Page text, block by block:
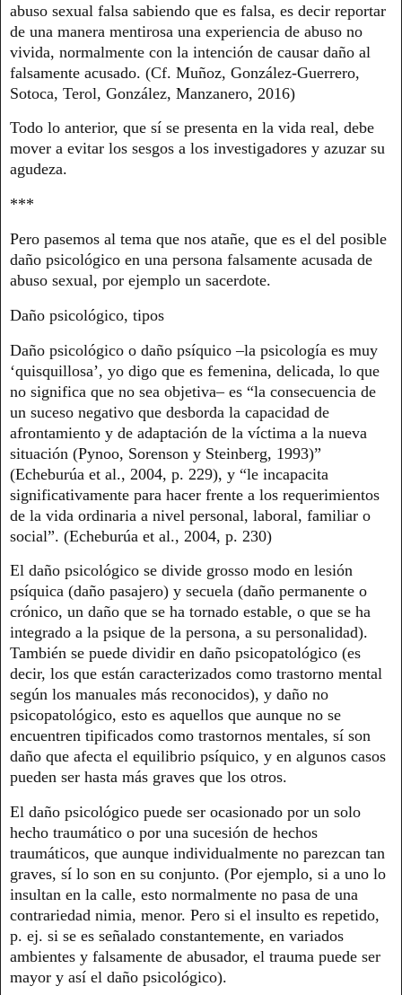
abuso sexual falsa sabiendo que es falsa, es decir reportar
de una manera mentirosa una experiencia de abuso no
vivida, normalmente con la intención de causar daño al
falsamente acusado. (Cf. Muñoz, González-Guerrero,
Sotoca, Terol, González, Manzanero, 2016)
Todo lo anterior, que sí se presenta en la vida real, debe
mover a evitar los sesgos a los investigadores y azuzar su
agudeza.
***
Pero pasemos al tema que nos atañe, que es el del posible
daño psicológico en una persona falsamente acusada de
abuso sexual, por ejemplo un sacerdote.
Daño psicológico, tipos
Daño psicológico o daño psíquico –la psicología es muy
‘quisquillosa’, yo digo que es femenina, delicada, lo que
no significa que no sea objetiva– es “la consecuencia de
un suceso negativo que desborda la capacidad de
afrontamiento y de adaptación de la víctima a la nueva
situación (Pynoo, Sorenson y Steinberg, 1993)”
(Echeburúa et al., 2004, p. 229), y “le incapacita
significativamente para hacer frente a los requerimientos
de la vida ordinaria a nivel personal, laboral, familiar o
social”. (Echeburúa et al., 2004, p. 230)
El daño psicológico se divide grosso modo en lesión
psíquica (daño pasajero) y secuela (daño permanente o
crónico, un daño que se ha tornado estable, o que se ha
integrado a la psique de la persona, a su personalidad).
También se puede dividir en daño psicopatológico (es
decir, los que están caracterizados como trastorno mental
según los manuales más reconocidos), y daño no
psicopatológico, esto es aquellos que aunque no se
encuentren tipificados como trastornos mentales, sí son
daño que afecta el equilibrio psíquico, y en algunos casos
pueden ser hasta más graves que los otros.
El daño psicológico puede ser ocasionado por un solo
hecho traumático o por una sucesión de hechos
traumáticos, que aunque individualmente no parezcan tan
graves, sí lo son en su conjunto. (Por ejemplo, si a uno lo
insultan en la calle, esto normalmente no pasa de una
contrariedad nimia, menor. Pero si el insulto es repetido,
p. ej. si se es señalado constantemente, en variados
ambientes y falsamente de abusador, el trauma puede ser
mayor y así el daño psicológico).